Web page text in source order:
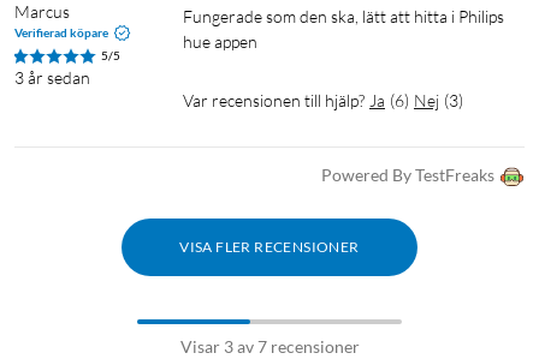
Marcus
Verifierad köpare
5/5
3 år sedan
Fungerade som den ska, lätt att hitta i Philips
hue appen
Var recensionen till hjälp? Ja (6) Nej (3)
Powered By TestFreaks
VISA FLER RECENSIONER
Visar 3 av 7 recensioner